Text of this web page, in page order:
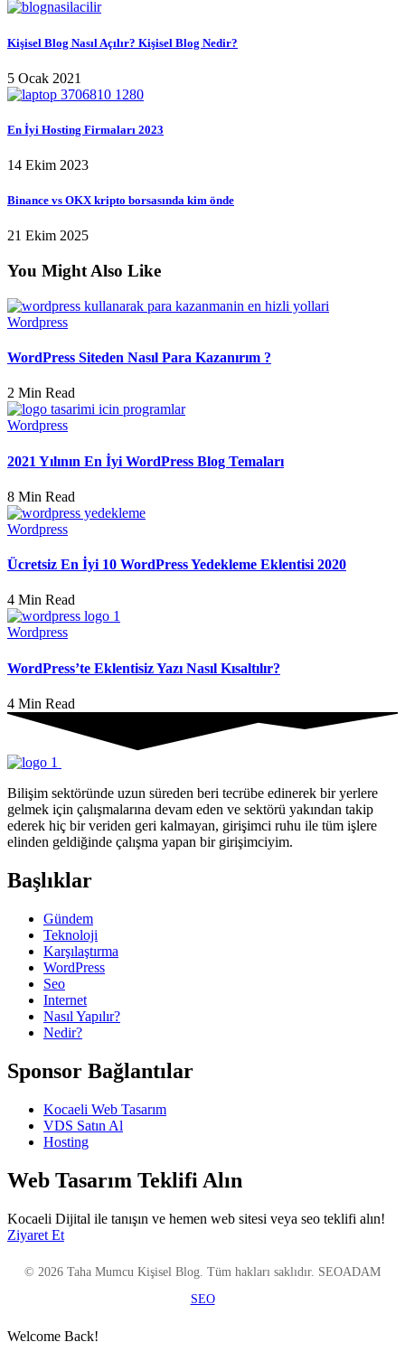
Kişisel Blog Nasıl Açılır? Kişisel Blog Nedir?
5 Ocak 2021
En İyi Hosting Firmaları 2023
14 Ekim 2023
Binance vs OKX kripto borsasında kim önde
21 Ekim 2025
You Might Also Like
Wordpress
WordPress Siteden Nasıl Para Kazanırım ?
2 Min Read
Wordpress
2021 Yılının En İyi WordPress Blog Temaları
8 Min Read
Wordpress
Ücretsiz En İyi 10 WordPress Yedekleme Eklentisi 2020
4 Min Read
Wordpress
WordPress’te Eklentisiz Yazı Nasıl Kısaltılır?
4 Min Read
Bilişim sektöründe uzun süreden beri tecrübe edinerek bir yerlere
gelmek için çalışmalarına devam eden ve sektörü yakından takip
ederek hiç bir veriden geri kalmayan, girişimci ruhu ile tüm işlere
elinden geldiğinde çalışma yapan bir girişimciyim.
Başlıklar
Gündem
Teknoloji
Karşılaştırma
WordPress
Seo
Internet
Nasıl Yapılır?
Nedir?
Sponsor Bağlantılar
Kocaeli Web Tasarım
VDS Satın Al
Hosting
Web Tasarım Teklifi Alın
Kocaeli Dijital ile tanışın ve hemen web sitesi veya seo teklifi alın!
Ziyaret Et
© 2026 Taha Mumcu Kişisel Blog. Tüm hakları saklıdır. SEOADAM
SEO
Welcome Back!